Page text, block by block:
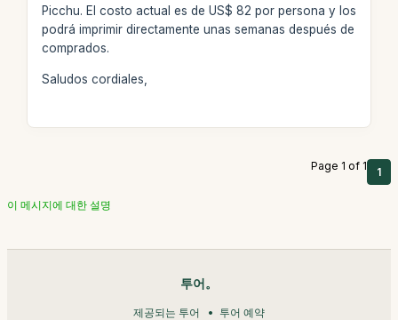
Picchu. El costo actual es de US$ 82 por persona y los
podrá imprimir directamente unas semanas después de
comprados.
Saludos cordiales,
Page 1 of 1 1
이 메시지에 대한 설명
투어。
제공되는 투어 투어 예약